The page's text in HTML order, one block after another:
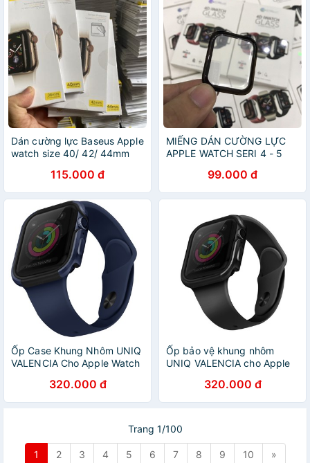
Dán cường lực Baseus Apple
watch size 40/ 42/ 44mm
115.000 đ
MIẾNG DÁN CƯỜNG LỰC
APPLE WATCH SERI 4 - 5
CHÍNH HÃNG99.000 đ
Ốp Case Khung Nhôm UNIQ
VALENCIA Cho Apple Watch
Chính Hãng320.000 đ
Ốp bảo vệ khung nhôm
UNIQ VALENCIA cho Apple
chính hãng320.000 đ
Trang 1/100
1 2 3 4 5 6 7 8 9 10 »